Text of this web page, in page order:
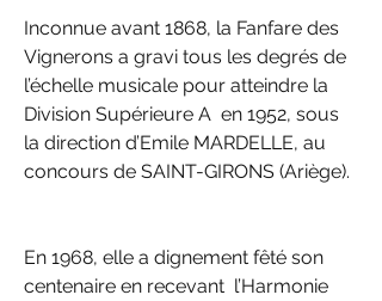
Inconnue avant 1868, la Fanfare des
Vignerons a gravi tous les degrés de
l’échelle musicale pour atteindre la
Division Supérieure A  en 1952, sous
la direction d’Emile MARDELLE, au
concours de SAINT-GIRONS (Ariège).
En 1968, elle a dignement fêté son
centenaire en recevant  l’Harmonie